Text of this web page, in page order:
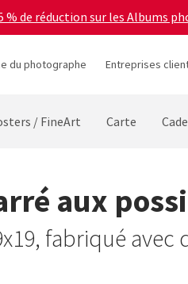
% de réduction sur les Albums
du photographe Entreprises
/ FineArt Carte
aux
fabriqué